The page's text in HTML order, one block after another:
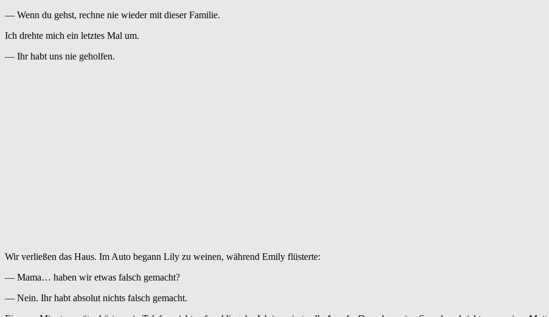
— Wenn du gehst, rechne nie wieder mit dieser Familie.
Ich drehte mich ein letztes Mal um.
— Ihr habt uns nie geholfen.
Wir verließen das Haus. Im Auto begann Lily zu weinen, während Emily flüsterte:
— Mama… haben wir etwas falsch gemacht?
— Nein. Ihr habt absolut nichts falsch gemacht.